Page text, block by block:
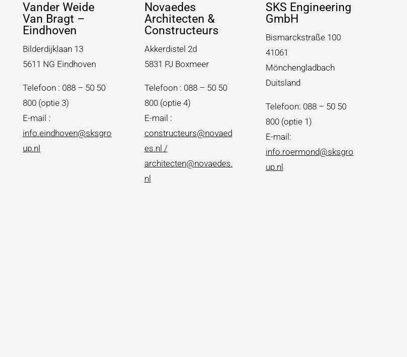
Vander Weide
Van Bragt –
Eindhoven
Bilderdijklaan 13
5611 NG Eindhoven
Telefoon : 088 – 50 50
800 (optie 3)
E-mail :
info.eindhoven@sksgro
up.nl
Novaedes
Architecten &
Constructeurs
Akkerdistel 2d
5831 PJ Boxmeer
Telefoon : 088 – 50 50
800 (optie 4)
E-mail :
constructeurs@novaed
es.nl /
architecten@novaedes.
nl
SKS Engineering
GmbH
Bismarckstraße 100
41061
Mönchengladbach
Duitsland
Telefoon: 088 – 50 50
800 (optie 1)
E-mail:
info.roermond@sksgro
up.nl